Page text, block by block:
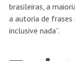
brasileiras, a
a autoria de frases
inclusive nada”.